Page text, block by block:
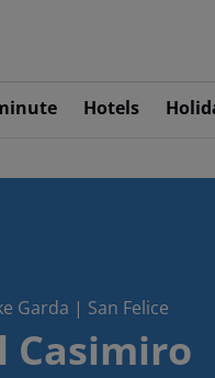
Hotels
Garda | San Felice
Casimiro